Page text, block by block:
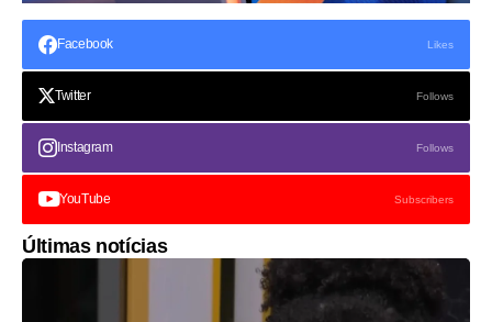
Facebook Likes
Twitter Follows
Instagram Follows
YouTube Subscribers
Últimas notícias